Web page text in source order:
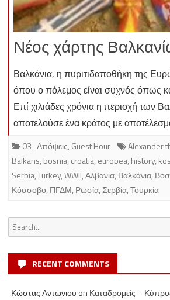
Νέος χάρτης
Βαλκάνια, η πυριτιδαποθήκη της
όπου ο πόλεμος είναι συχνός όπως
Επί χιλιάδες χρόνια η περιοχή των
αποτελούσε ένα κράτος με
03_Απόψεις, Guest Hour Alexander
Balkans, bosnia, croatia, europea, history,
Serbia,Turkey,WWII,Αλβανία, Βαλκάνια,
Κόσσοβο, ΠΓΔΜ, Ρωσία,Σερβία,Τουρκία
Search
for:
RECENT COMMENTS
Κώστας Αντωνιου on Καταδρομείς –